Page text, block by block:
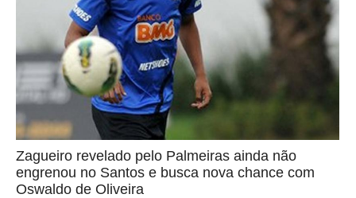
Zagueiro revelado pelo Palmeiras ainda não
engrenou no Santos e busca nova chance com
Oswaldo de Oliveira